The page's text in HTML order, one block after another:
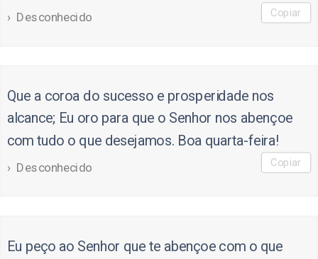
Desconhecido Copiar
Que a coroa do sucesso e prosperidade nos
alcance; Eu oro para que o Senhor nos abençoe
com tudo o que desejamos. Boa quarta-feira!
Desconhecido Copiar
Eu peço ao Senhor que te abençoe com o que